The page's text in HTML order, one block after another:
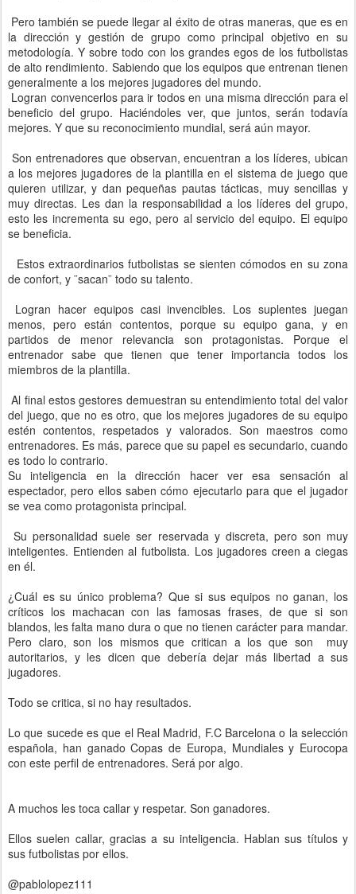
Pero también se puede llegar al éxito de otras maneras, que es en
la dirección y gestión de grupo como principal objetivo en su
metodología. Y sobre todo con los grandes egos de los futbolistas
de alto rendimiento. Sabiendo que los equipos que entrenan tienen
generalmente a los mejores jugadores del mundo.
Logran convencerlos para ir todos en una misma dirección para el
beneficio del grupo. Haciéndoles ver, que juntos, serán todavía
mejores. Y que su reconocimiento mundial, será aún mayor.
Son entrenadores que observan, encuentran a los líderes, ubican
a los mejores jugadores de la plantilla en el sistema de juego que
quieren utilizar, y dan pequeñas pautas tácticas, muy sencillas y
muy directas. Les dan la responsabilidad a los líderes del grupo,
esto les incrementa su ego, pero al servicio del equipo. El equipo
se beneficia.
Estos extraordinarios futbolistas se sienten cómodos en su zona
de confort, y ¨sacan¨ todo su talento.
Logran hacer equipos casi invencibles. Los suplentes juegan
menos, pero están contentos, porque su equipo gana, y en
partidos de menor relevancia son protagonistas. Porque el
entrenador sabe que tienen que tener importancia todos los
miembros de la plantilla.
Al final estos gestores demuestran su entendimiento total del valor
del juego, que no es otro, que los mejores jugadores de su equipo
estén contentos, respetados y valorados. Son maestros como
entrenadores. Es más, parece que su papel es secundario, cuando
es todo lo contrario.
Su inteligencia en la dirección hacer ver esa sensación al
espectador, pero ellos saben cómo ejecutarlo para que el jugador
se vea como protagonista principal.
Su personalidad suele ser reservada y discreta, pero son muy
inteligentes. Entienden al futbolista. Los jugadores creen a ciegas
en él.
¿Cuál es su único problema? Que si sus equipos no ganan, los
críticos los machacan con las famosas frases, de que si son
blandos, les falta mano dura o que no tienen carácter para mandar.
Pero claro, son los mismos que critican a los que son muy
autoritarios, y les dicen que debería dejar más libertad a sus
jugadores.
Todo se critica, si no hay resultados.
Lo que sucede es que el Real Madrid, F.C Barcelona o la selección
española, han ganado Copas de Europa, Mundiales y Eurocopa
con este perfil de entrenadores. Será por algo.
A muchos les toca callar y respetar. Son ganadores.
Ellos suelen callar, gracias a su inteligencia. Hablan sus títulos y
sus futbolistas por ellos.
@pablolopez111